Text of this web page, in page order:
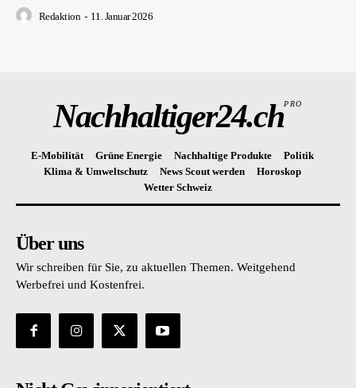
Redaktion - 11. Januar 2026
Nachhaltiger24.chPRO
E-Mobilität Grüne Energie Nachhaltige Produkte
Politik
Klima & Umweltschutz
News Scout werden
Horoskop
Wetter Schweiz
Über uns
Wir schreiben für Sie, zu aktuellen Themen. Weitgehend
Werbefrei und Kostenfrei.